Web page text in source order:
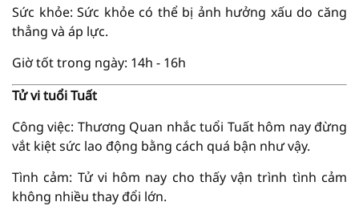
Sức khỏe: Sức khỏe có thể bị ảnh hưởng xấu do căng
thẳng và áp lực.
Giờ tốt trong ngày: 14h - 16h
Tử vi tuổi Tuất
Công việc: Thương Quan nhắc tuổi Tuất hôm nay đừng
vắt kiệt sức lao động bằng cách quá bận như vậy.
Tình cảm: Tử vi hôm nay cho thấy vận trình tình cảm
không nhiều thay đổi lớn.